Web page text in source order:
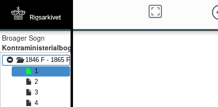
Broager Sogn
Kontraministerialbog
1846 F - 1865 F
1
2
3
4